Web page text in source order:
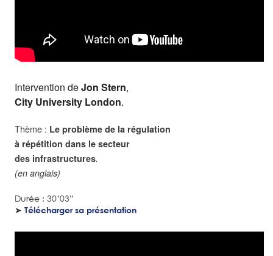
Intervention deJon Stern,
City University London.
Thème : Le problème de la régulation
à répétition dans le secteur
des infrastructures.
(en anglais)
Durée : 30’03”
➤ Télécharger sa présentation